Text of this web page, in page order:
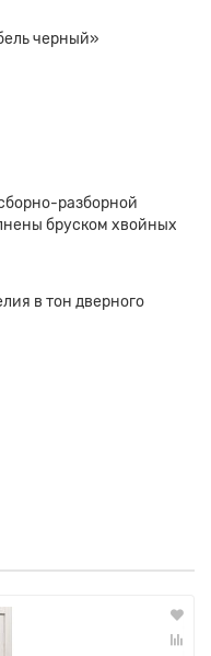
черный»
разборной
бруском хвойных
в тон дверного